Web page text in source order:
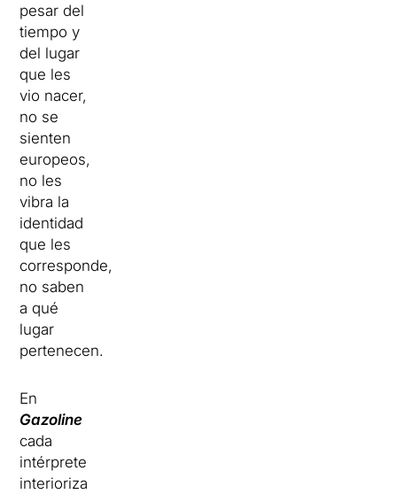
pesar del
tiempo y
del lugar
que les
vio nacer,
no se
sienten
europeos,
no les
vibra la
identidad
que les
corresponde,
no saben
a qué
lugar
pertenecen.
En
Gazoline
cada
intérprete
interioriza